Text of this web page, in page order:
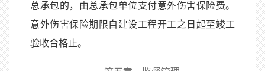
总承包的，由总承包单位支付意外伤害保险费。
意外伤害保险期限自建设工程开工之日起至竣工
验收合格止。